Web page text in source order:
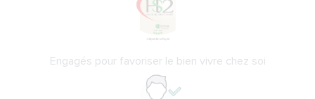
Engagés pour favoriser le bien vivre chez soi